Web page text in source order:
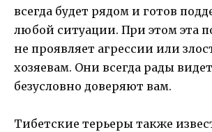
всегда будет рядом и готов
любой ситуации. При этом эта
не проявляет агрессии или
хозяевам. Они всегда рады
безусловно доверяют вам.
Тибетские терьеры также